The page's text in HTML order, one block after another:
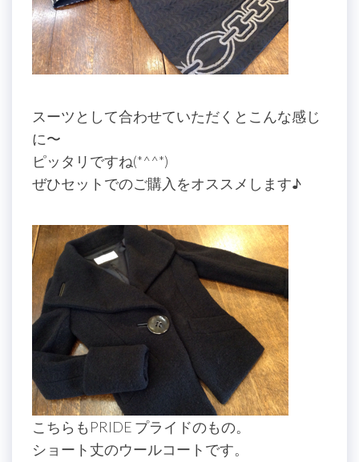
スーツとして合わせていただくとこんな感じ
に〜
ピッタリですね(*^^*)
ぜひセットでのご購入をオススメします♪
こちらもPRIDE プライドのもの。
ショート丈のウールコートです。